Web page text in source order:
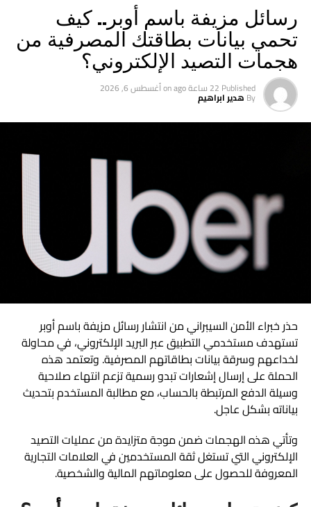
رسائل مزيفة باسم أوبر.. كيف
تحمي بيانات بطاقتك المصرفية من
هجمات التصيد الإلكتروني؟
Published 22 ساعة ago onأغسطس 6, 2026
By هدير ابراهيم
حذر خبراء الأمن السيبراني من انتشار رسائل مزيفة باسم أوبر
تستهدف مستخدمي التطبيق عبر البريد الإلكتروني، في محاولة
لخداعهم وسرقة بيانات بطاقاتهم المصرفية. وتعتمد هذه
الحملة على إرسال إشعارات تبدو رسمية تزعم انتهاء صلاحية
وسيلة الدفع المرتبطة بالحساب، مع مطالبة المستخدم بتحديث
بياناته بشكل عاجل.
وتأتي هذه الهجمات ضمن موجة متزايدة من عمليات التصيد
الإلكتروني التي تستغل ثقة المستخدمين في العلامات التجارية
المعروفة للحصول على معلوماتهم المالية والشخصية.